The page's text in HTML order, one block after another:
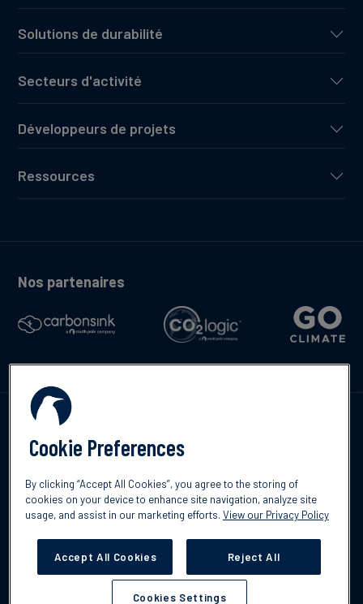
English
Solutions de durabilité
Secteurs d'activité
Développeurs de projets
Ressources
Nos partenaires
responsabilité
Cookie Preferences
By clicking “Accept All Cookies”, you agree to the storing of
cookies on your device to enhance site navigation, analyze site
usage, and assist in our marketing efforts. View our Privacy Policy
Accept All Cookies Reject All
Cookies Settings